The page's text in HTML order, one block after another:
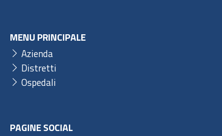
MENU PRINCIPALE
Azienda
Distretti
Ospedali
PAGINE SOCIAL